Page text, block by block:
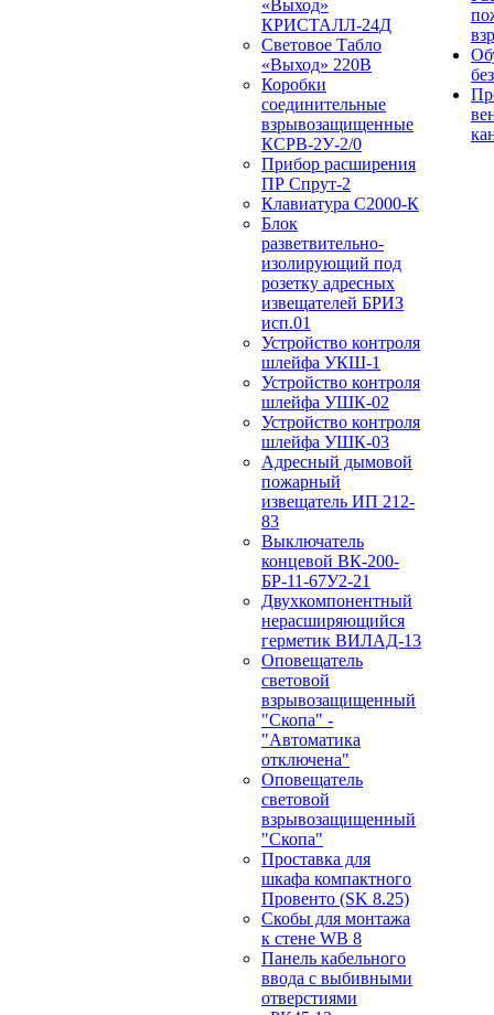
«Выход»
КРИСТАЛЛ-24Д
Световое Табло
«Выход» 220В
Коробки
соединительные
взрывозащищенные
КСРВ-2У-2/0
Прибор расширения
ПР Спрут-2
Клавиатура С2000-К
Блок
разветвительно-
изолирующий под
розетку адресных
извещателей БРИЗ
исп.01
Устройство контроля
шлейфа УКШ-1
Устройство контроля
шлейфа УШК-02
Устройство контроля
шлейфа УШК-03
Адресный дымовой
пожарный
извещатель ИП 212-
83
Выключатель
концевой ВК-200-
БР-11-67У2-21
Двухкомпонентный
нерасширяющийся
герметик ВИЛАД-13
Оповещатель
световой
взрывозащищенный
"Скопа" -
"Автоматика
отключена"
Оповещатель
световой
взрывозащищенный
"Скопа"
Проставка для
шкафа компактного
Провенто (SK 8.25)
Скобы для монтажа
к стене WB 8
Панель кабельного
ввода с выбивными
отверстиями